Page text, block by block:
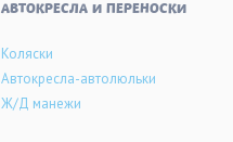
АВТОКРЕСЛА И ПЕРЕНОСКИ
Коляски
Автокресла-автолюльки
Ж/Д манежи